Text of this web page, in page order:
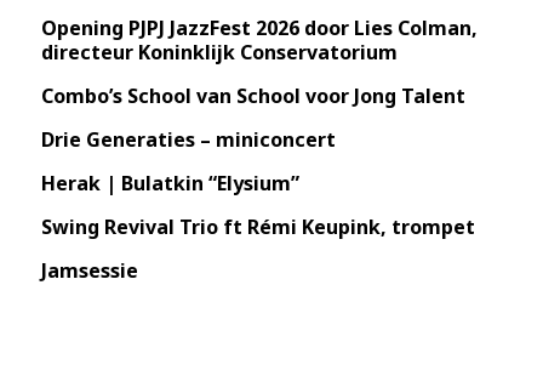
Opening PJPJ JazzFest 2026 door Lies Colman,
directeur Koninklijk Conservatorium
Combo’s School van School voor Jong Talent
Drie Generaties – miniconcert
Herak | Bulatkin “Elysium”
Swing Revival Trio ft Rémi Keupink, trompet
Jamsessie